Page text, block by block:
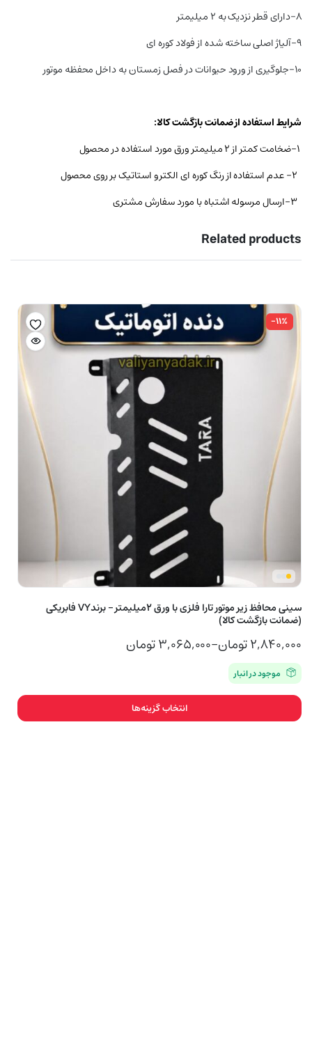
۸-دارای قطر نزدیک به ۲ میلیمتر
۹-آلیاژ اصلی ساخته شده از فولاد کوره ای
۱۰-جلوگیری از ورود حیوانات در فصل زمستان به داخل محفظه موتور
شرایط استفاده از ضمانت بازگشت کالا:
Related products
-۱۱%
سینی محافظ زیر موتور تارا فلزی با ورق 2میلیمتر – برندVY فابریکی
(ضمانت بازگشت کالا)
۲,۸۴۰,۰۰۰تومان–۳,۰۶۵,۰۰۰تومان
محدوده
قیمت:
موجود در انبار
انتخاب گزینه‌ها